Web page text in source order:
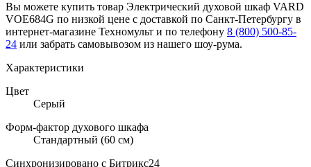
Вы можете купить товар Электрический духовой шкаф VARD
VOE684G по низкой цене с доставкой по Санкт-Петербургу в
интернет-магазине Техномульт и по телефону 8 (800) 500-85-
24 или забрать самовывозом из нашего шоу-рума.
Характеристики
Цвет
Серый
Форм-фактор духового шкафа
Стандартный (60 см)
Синхронизировано с Битрикс24